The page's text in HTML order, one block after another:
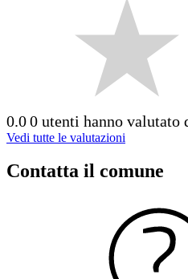
0.00 utenti hanno valutato
Vedi tutte le valutazioni
Contatta il comune